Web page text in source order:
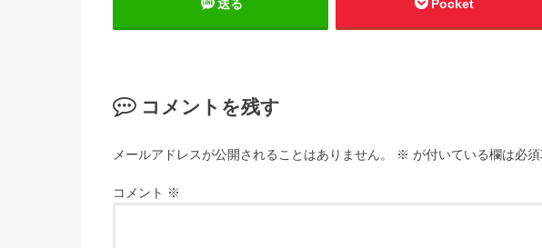
送る Pocket
コメントを残す
メールアドレスが公開されることはありません。 ※ が付いている欄は必
コメント ※